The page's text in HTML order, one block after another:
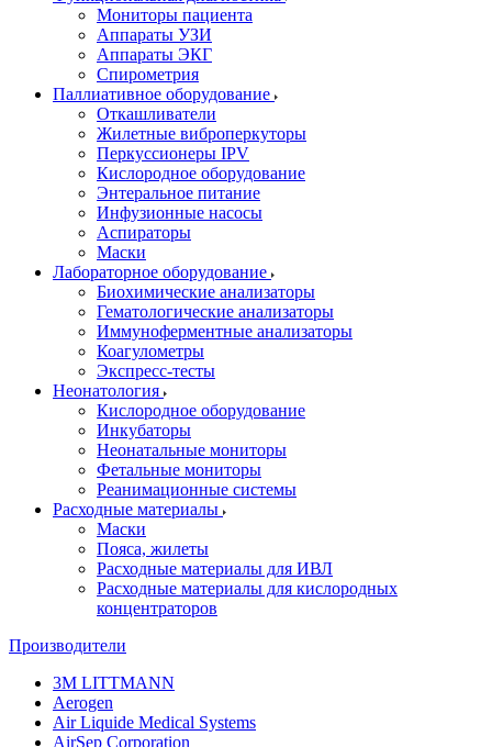
Мониторы пациента
Аппараты УЗИ
Аппараты ЭКГ
Спирометрия
Паллиативное оборудование
Откашливатели
Жилетные виброперкуторы
Перкуссионеры IPV
Кислородное оборудование
Энтеральное питание
Инфузионные насосы
Аспираторы
Маски
Лабораторное оборудование
Биохимические анализаторы
Гематологические анализаторы
Иммуноферментные анализаторы
Коагулометры
Экспресс-тесты
Неонатология
Кислородное оборудование
Инкубаторы
Неонатальные мониторы
Фетальные мониторы
Реанимационные системы
Расходные материалы
Маски
Пояса, жилеты
Расходные материалы для ИВЛ
Расходные материалы для кислородных
концентраторов
Производители
3M LITTMANN
Aerogen
Air Liquide Medical Systems
AirSep Corporation